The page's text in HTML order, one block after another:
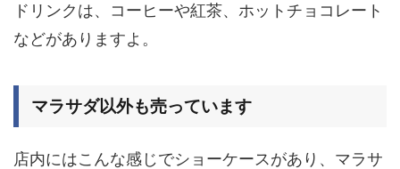
ドリンクは、コーヒーや紅茶、ホットチョコレート
などがありますよ。
マラサダ以外も売っています
店内にはこんな感じでショーケースがあり、 マラサ